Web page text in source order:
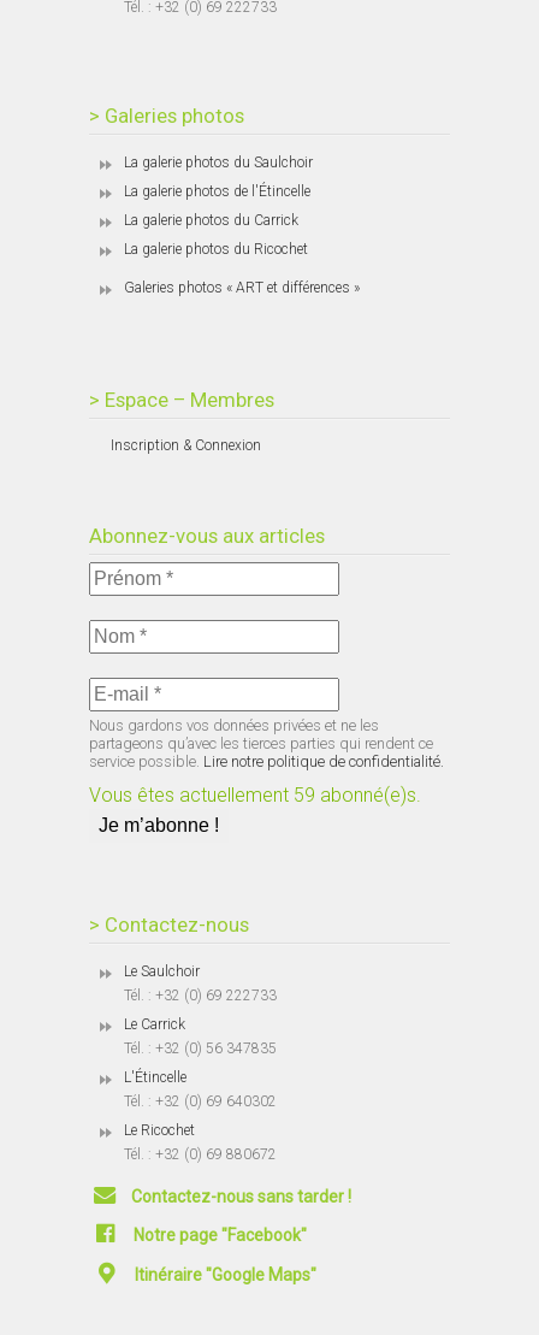
Tél. : +32 (0) 69 222733
> Galeries photos
La galerie photos du Saulchoir
La galerie photos de l'Étincelle
La galerie photos du Carrick
La galerie photos du Ricochet
Galeries photos « ART et différences »
> Espace – Membres
Inscription & Connexion
Abonnez-vous aux articles
Nous gardons vos données privées et ne les
partageons qu’avec les tierces parties qui rendent ce
service possible. Lire notre politique de confidentialité.
Vous êtes actuellement 59 abonné(e)s.
> Contactez-nous
Le Saulchoir
Tél. : +32 (0) 69 222733
Le Carrick
Tél. : +32 (0) 56 347835
L'Étincelle
Tél. : +32 (0) 69 640302
Le Ricochet
Tél. : +32 (0) 69 880672
Contactez-nous sans tarder !
Notre page "Facebook"
Itinéraire "Google Maps"